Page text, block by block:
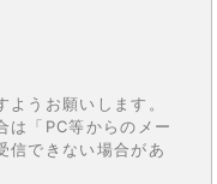
うお願いします。
は「PC等からのメー
信できない場合があ